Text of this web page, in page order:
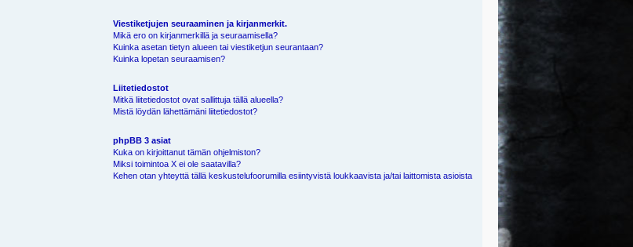
Viestiketjujen seuraaminen ja kirjanmerkit.
Mikä ero on kirjanmerkillä ja seuraamisella?
Kuinka asetan tietyn alueen tai viestiketjun seurantaan?
Kuinka lopetan seuraamisen?
Liitetiedostot
Mitkä liitetiedostot ovat sallittuja tällä alueella?
Mistä löydän lähettämäni liitetiedostot?
phpBB 3 asiat
Kuka on kirjoittanut tämän ohjelmiston?
Miksi toimintoa X ei ole saatavilla?
Kehen otan yhteyttä tällä keskustelufoorumilla esiintyvistä loukkaavista ja/tai laittomista asioista